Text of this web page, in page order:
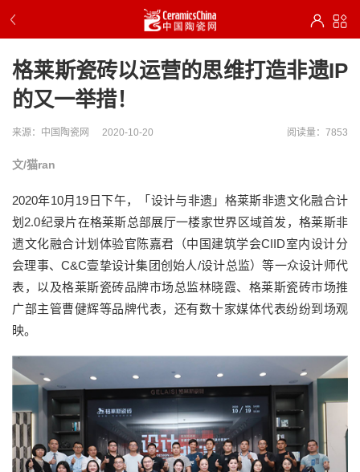
格莱斯瓷砖以运营的思维打造非遗IP
的又一举措！
来源：中国陶瓷网 2020-10-20 阅读量：7853
文/猫ran
2020年10月19日下午，「设计与非遗」格莱斯非遗文化融合计
划2.0纪录片在格莱斯总部展厅一楼家世界区域首发，格莱斯非
遗文化融合计划体验官陈嘉君（中国建筑学会CIID室内设计分
会理事、C&C壹挚设计集团创始人/设计总监）等一众设计师代
表，以及格莱斯瓷砖品牌市场总监林晓霞、格莱斯瓷砖市场推
广部主管曹健辉等品牌代表，还有数十家媒体代表纷纷到场观
映。